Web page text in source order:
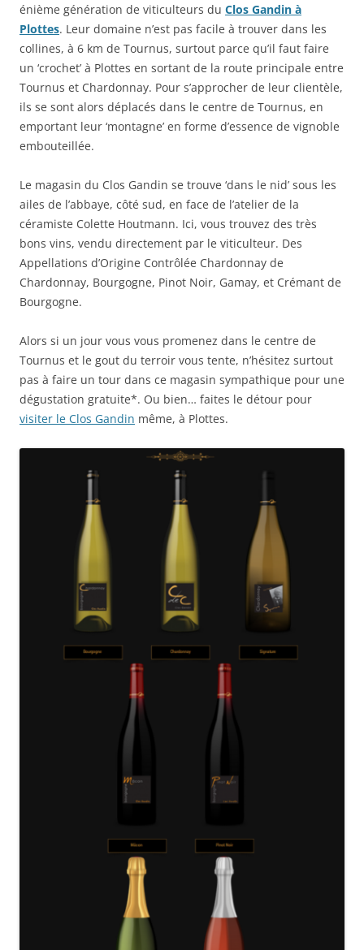
énième génération de viticulteurs du Clos Gandin à
Plottes. Leur domaine n’est pas facile à trouver dans les
collines, à 6 km de Tournus, surtout parce qu’il faut faire
un ‘crochet’ à Plottes en sortant de la route principale entre
Tournus et Chardonnay. Pour s’approcher de leur clientèle,
ils se sont alors déplacés dans le centre de Tournus, en
emportant leur ‘montagne’ en forme d’essence de vignoble
embouteillée.
Le magasin du Clos Gandin se trouve ‘dans le nid’ sous les
ailes de l’abbaye, côté sud, en face de l’atelier de la
céramiste Colette Houtmann. Ici, vous trouvez des très
bons vins, vendu directement par le viticulteur. Des
Appellations d’Origine Contrôlée Chardonnay de
Chardonnay, Bourgogne, Pinot Noir, Gamay, et Crémant de
Bourgogne.
Alors si un jour vous vous promenez dans le centre de
Tournus et le gout du terroir vous tente, n’hésitez surtout
pas à faire un tour dans ce magasin sympathique pour une
dégustation gratuite*. Ou bien… faites le détour pour
visiter le Clos Gandin même, à Plottes.